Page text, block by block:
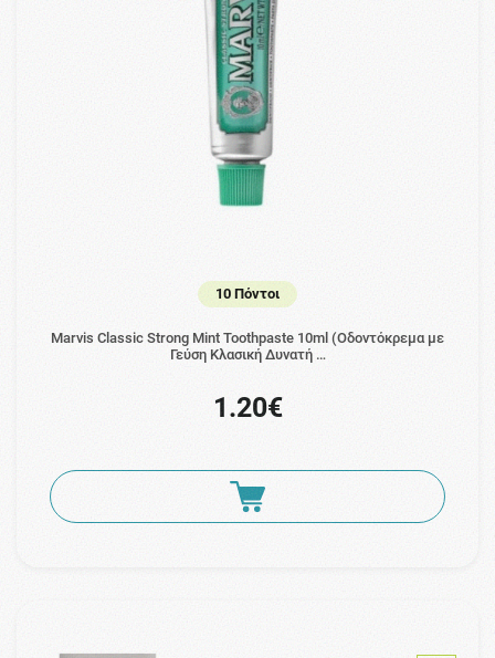
10 Πόντοι
Marvis Classic Strong Mint Toothpaste 10ml (Οδοντόκρεμα με
Γεύση Κλασική Δυνατή …
1.20€